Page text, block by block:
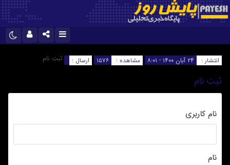
اینستاگرام
تلگرام
سروش
آپارات
اپلیکیشن رمز عبور
ثبت نام انتشار : ۲۴ آبان ۱۴۰۰ - ۸:۰۱ مشاهده : ۱۵۷۶ ارسال :
ثبت نام
نام کاربری
نام